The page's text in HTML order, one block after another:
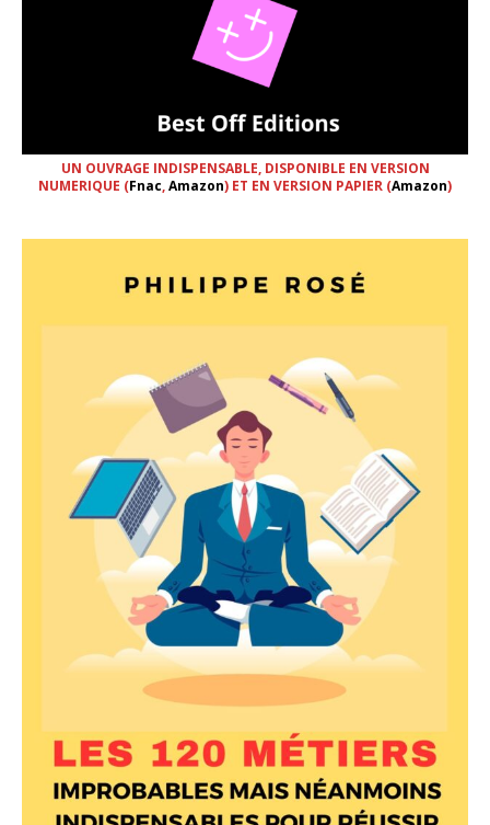
UN OUVRAGE INDISPENSABLE, DISPONIBLE EN VERSION
NUMERIQUE (Fnac,Amazon) ET EN VERSION PAPIER (Amazon)